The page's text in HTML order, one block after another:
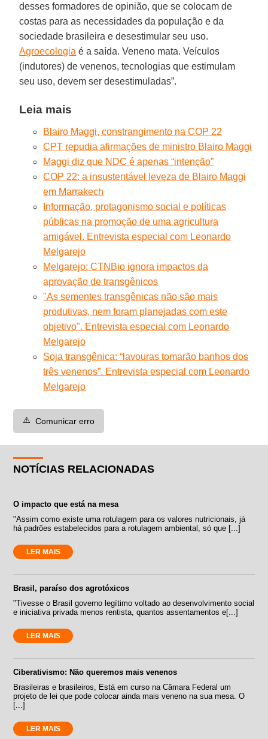
desses formadores de opinião, que se colocam de
costas para as necessidades da população e da
sociedade brasileira e desestimular seu uso.
Agroecologia é a saída. Veneno mata. Veículos
(indutores) de venenos, tecnologias que estimulam
seu uso, devem ser desestimuladas”.
Leia mais
Blairo Maggi, constrangimento na COP 22
CPT repudia afirmações de ministro Blairo Maggi
Maggi diz que NDC é apenas “intenção”
COP 22: a insustentável leveza de Blairo Maggi
em Marrakech
Informação, protagonismo social e políticas
públicas na promoção de uma agricultura
amigável. Entrevista especial com Leonardo
Melgarejo
Melgarejo: CTNBio ignora impactos da
aprovação de transgênicos
"As sementes transgênicas não são mais
produtivas, nem foram planejadas com este
objetivo". Entrevista especial com Leonardo
Melgarejo
Soja transgênica: “lavouras tomarão banhos dos
três venenos”. Entrevista especial com Leonardo
Melgarejo
⚠️ Comunicar erro
NOTÍCIAS RELACIONADAS
O impacto que está na mesa
"Assim como existe uma rotulagem para os valores nutricionais, já
há padrões estabelecidos para a rotulagem ambiental, só que [...]
LER MAIS
Brasil, paraíso dos agrotóxicos
"Tivesse o Brasil governo legítimo voltado ao desenvolvimento social
e iniciativa privada menos rentista, quantos assentamentos e[...]
LER MAIS
Ciberativismo: Não queremos mais venenos
Brasileiras e brasileiros, Está em curso na Câmara Federal um
projeto de lei que pode colocar ainda mais veneno na sua mesa. O
[...]
LER MAIS